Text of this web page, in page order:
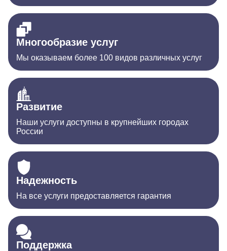
Многообразие услуг
Мы оказываем более 100 видов различных услуг
Развитие
Наши услуги доступны в крупнейших городах
России
Надежность
На все услуги предоставляется гарантия
Поддержка